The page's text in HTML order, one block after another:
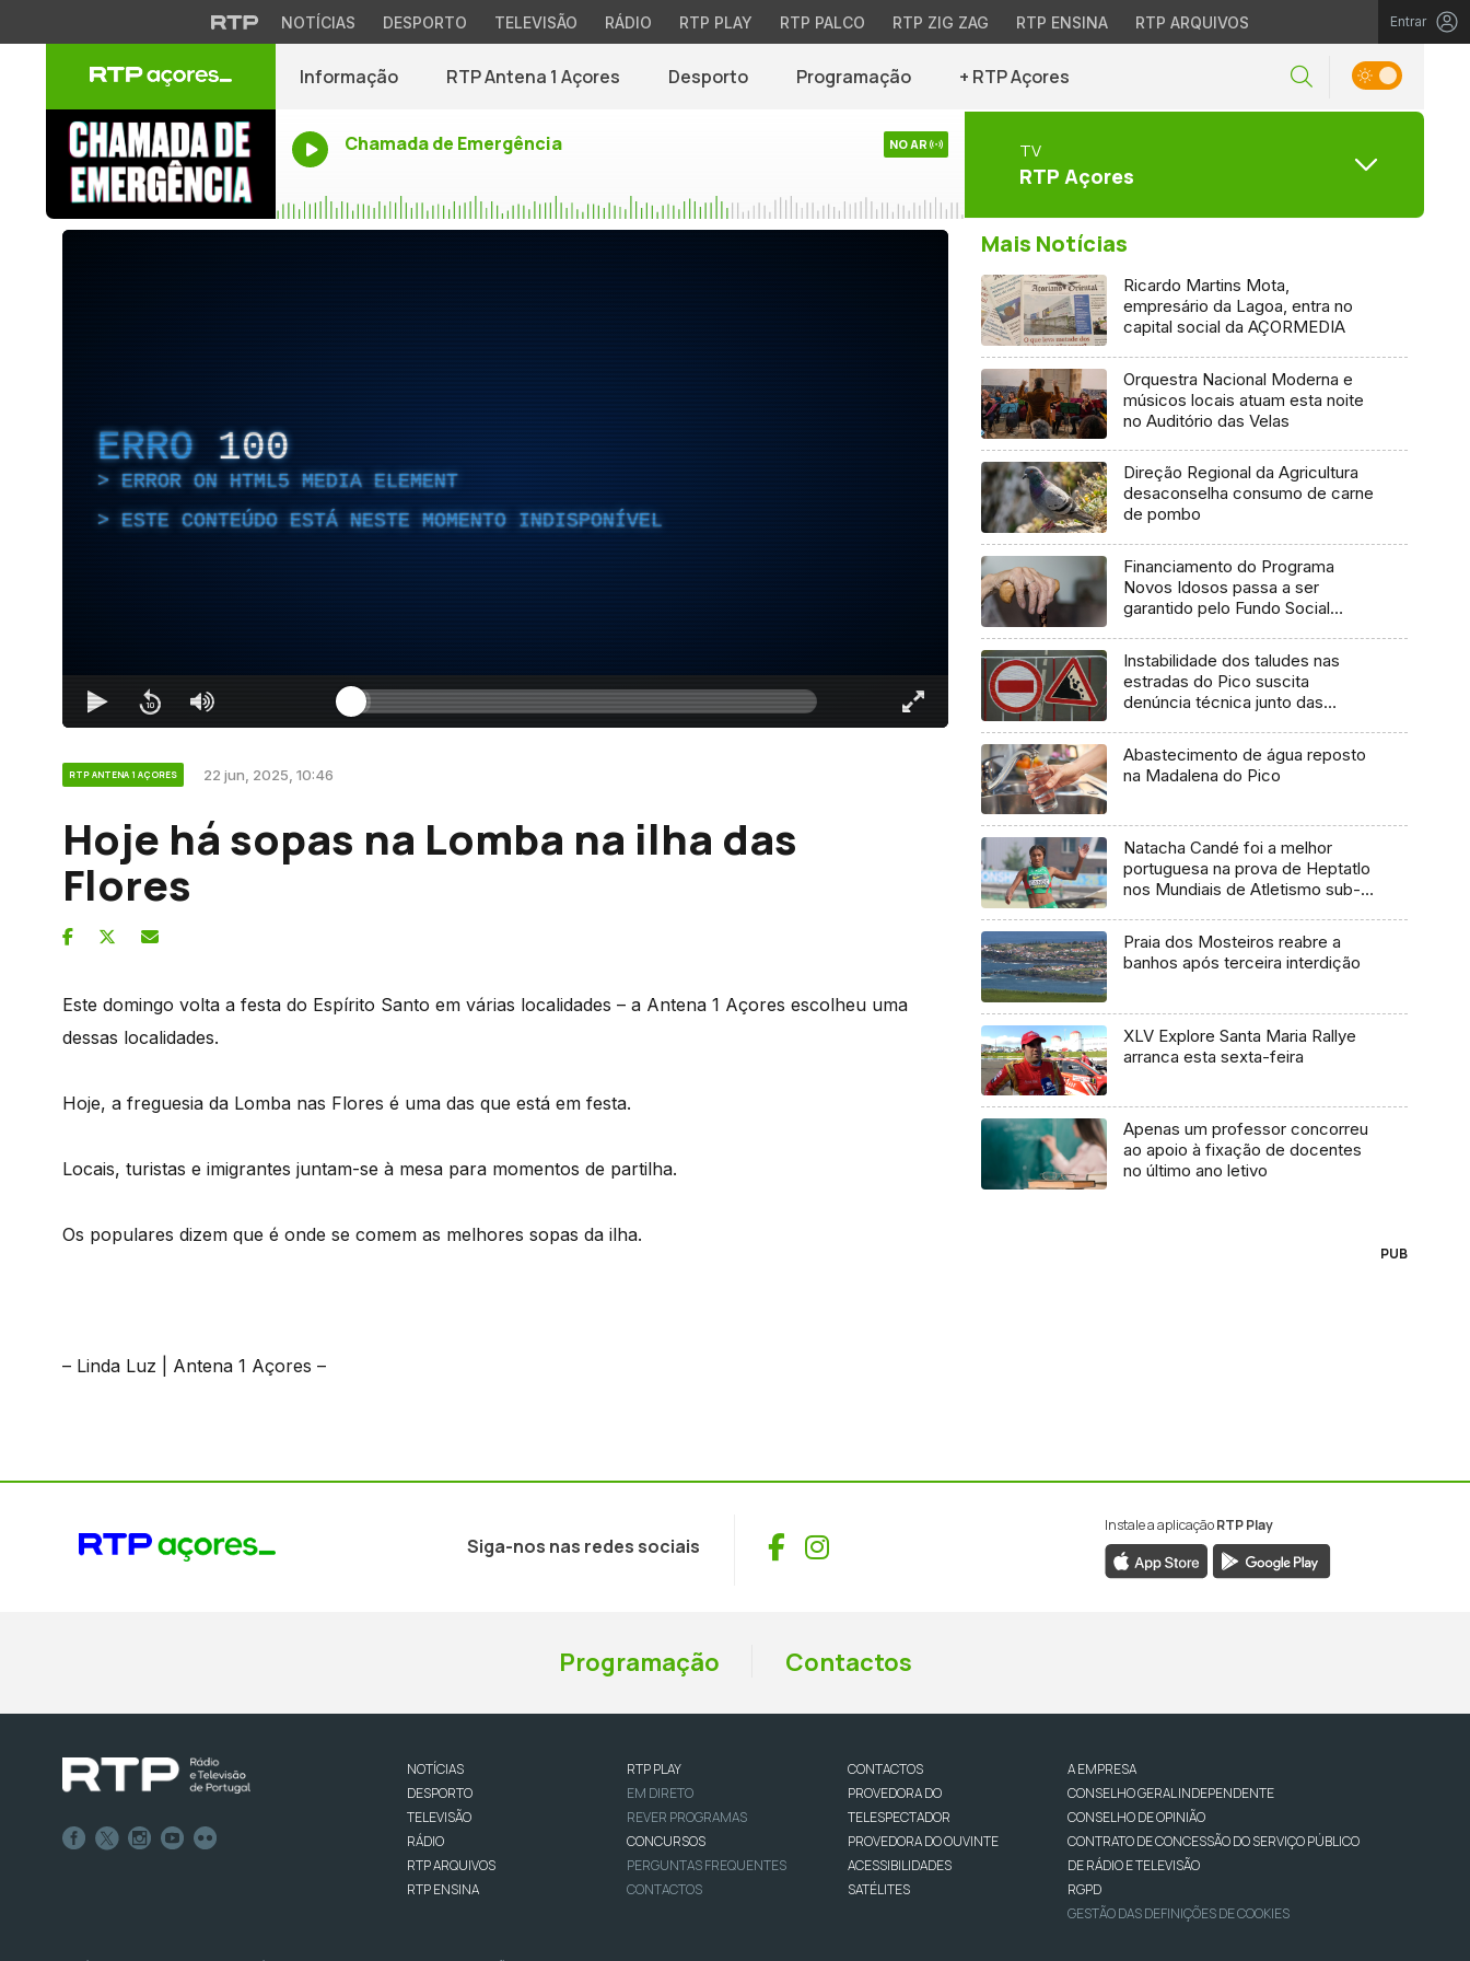
NOTÍCIAS DESPORTO TELEVISÃO RÁDIO RTP PLAY RTP PALCO RTP ZIG ZAG RTP ENSINA RTP ARQUIVOS Entrar
Informação RTP Antena 1 Açores Desporto Programação + RTP Açores
Chamada de Emergência NO AR TV
RTP Açores
ERRO 100
ERROR ON HTML5 MEDIA ELEMENT
ESTE CONTEÚDO ESTÁ NESTE MOMENTO INDISPONÍVEL
RTP ANTENA 1 AÇORES 22 jun, 2025, 10:46
Hoje há sopas na Lomba na ilha das
Flores
Este domingo volta a festa do Espírito Santo em várias localidades – a Antena 1 Açores escolheu uma
dessas localidades.
Hoje, a freguesia da Lomba nas Flores é uma das que está em festa.
Locais, turistas e imigrantes juntam-se à mesa para momentos de partilha.
Os populares dizem que é onde se comem as melhores sopas da ilha.
– Linda Luz | Antena 1 Açores –
Mais Notícias
Ricardo Martins Mota,
empresário da Lagoa, entra no
capital social da AÇORMEDIA
Orquestra Nacional Moderna e
músicos locais atuam esta noite
no Auditório das Velas
Direção Regional da Agricultura
desaconselha consumo de carne
de pombo
Financiamento do Programa
Novos Idosos passa a ser
garantido pelo Fundo Social
Instabilidade dos taludes nas
estradas do Pico suscita
denúncia técnica junto das
Abastecimento de água reposto
na Madalena do Pico
Natacha Candé foi a melhor
portuguesa na prova de Heptatlo
nos Mundiais de Atletismo sub-
Praia dos Mosteiros reabre a
banhos após terceira interdição
XLV Explore Santa Maria Rallye
arranca esta sexta-feira
Apenas um professor concorreu
ao apoio à fixação de docentes
no último ano letivo
PUB
Siga-nos nas redes sociais Facebook
Instagram
Instale a aplicaçãoRTP Play
Programação Contactos
NOTÍCIAS
DESPORTO
TELEVISÃO
RÁDIO
RTP ARQUIVOS
RTP ENSINA
RTP PLAY
EM DIRETO
REVER PROGRAMAS
CONCURSOS
PERGUNTAS FREQUENTES
CONTACTOS
CONTACTOS
PROVEDORA DO
TELESPECTADOR
PROVEDORA DO OUVINTE
ACESSIBILIDADES
SATÉLITES
A EMPRESA
CONSELHO GERAL INDEPENDENTE
CONSELHO DE OPINIÃO
CONTRATO DE CONCESSÃO DO SERVIÇO PÚBLICO
DE RÁDIO E TELEVISÃO
RGPD
GESTÃO DAS DEFINIÇÕES DE COOKIES